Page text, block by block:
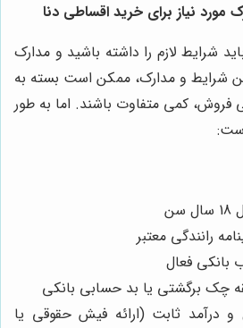
مورد نیاز برای خرید اقساطی دنا
شرایط لازم را داشته باشید و مدارک
این شرایط و مدارک، ممکن است بسته به
فروش، کمی متفاوت باشند. اما به طور
رانندگی معتبر
فعال
چک برگشتی یا بد حسابی بانکی
درآمد ثابت (ارائه فیش حقوقی یا